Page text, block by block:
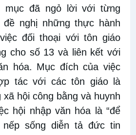
mục đã ngỏ lời với từng
nghị những thực hành
đối thoại với tôn giáo
cho số 13 và liên kết với
hóa. Mục đích của việc
tác với các tôn giáo là
hội công bằng và huynh
hội nhập văn hóa là “để
sống diễn tả đức tin